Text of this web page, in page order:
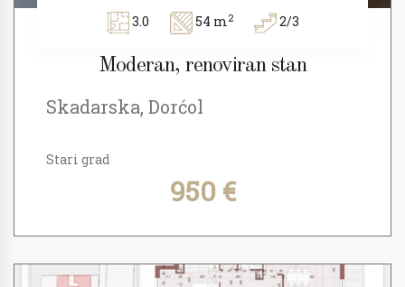
3.0 54 m2 2/3
Moderan, renoviran stan
Skadarska, Dorćol
Stari grad
950 €